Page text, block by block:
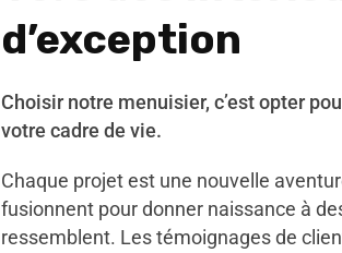
d’exception
Choisir notre menuisier, c’est opter
votre cadre de vie.
Chaque projet est une nouvelle
fusionnent pour donner naissance à
ressemblent. Les témoignages de